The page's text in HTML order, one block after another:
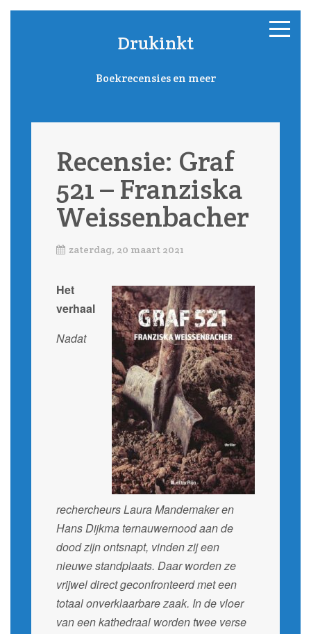
Drukinkt
Boekrecensies en meer
Recensie: Graf
521 – Franziska
Weissenbacher
zaterdag, 20 maart 2021
Het
verhaal
Nadat
rechercheurs Laura Mandemaker en
Hans Dijkma ternauwernood aan de
dood zijn ontsnapt, vinden zij een
nieuwe standplaats. Daar worden ze
vrijwel direct geconfronteerd met een
totaal onverklaarbare zaak. In de vloer
van een kathedraal worden twee verse